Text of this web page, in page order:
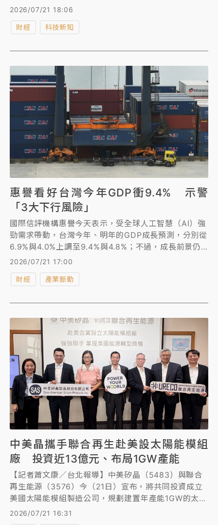
（AI）代理提供工具與技能，協助既有應用程式加入物
理AI功能，並備妥可供模擬使用的3D內容。
2026/07/21 18:06
財經 科技新知
惠譽看好台灣今年GDP衝9.4% 示警
「3大下行風險」
國際信評機構惠譽今天表示，受全球人工智慧（AI）強
勁需求帶動，台灣今年、明年的GDP成長預測，分別從
6.9%與4.0%上調至9.4%與4.8%；不過，成長前景仍
有3大潛在下行風險，包括主要貿易夥伴的經濟成長大
局勢。
2026/07/21 17:00
財經 產業脈動
中美晶攜手聯合再生赴美設太陽能模組
廠 投資近13億元、布局1GW產能
【記者蕭文康／台北報導】中美矽晶（5483）與聯合
再生能源（3576）今（21日）宣布，將共同投資成立
美國太陽能模組製造公司，規劃建置年產能1GW的太陽
能模組廠，總投資金額約4000萬美元（約12.9億元新
台幣），由中美晶持股51%、聯合再生能源持股49%，
2026/07/21 16:31